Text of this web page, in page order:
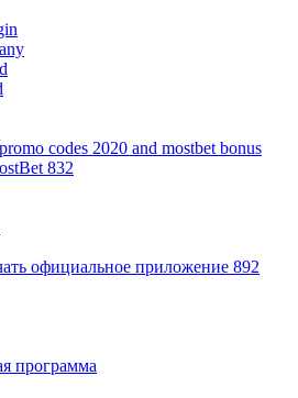
codes 2020 and mostbet bonus
832
официальное приложение 892
программа